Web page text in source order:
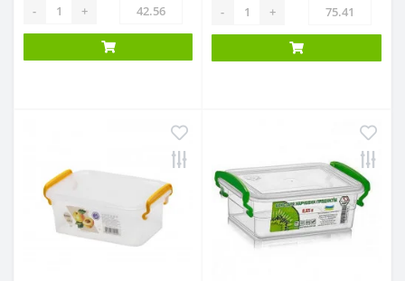
- + - +